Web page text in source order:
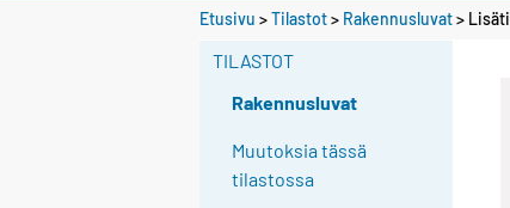
Etusivu >Tilastot> Rakennusluvat>
TILASTOT
Rakennusluvat
Muutoksia tässä
tilastossa